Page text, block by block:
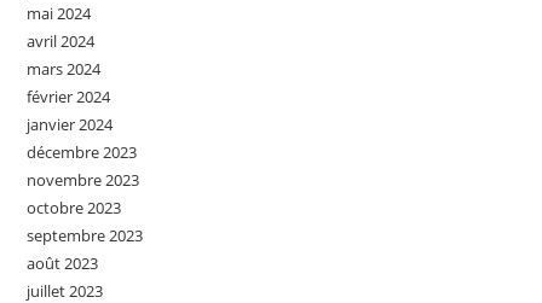
mai 2024
avril 2024
mars 2024
février 2024
janvier 2024
décembre 2023
novembre 2023
octobre 2023
septembre 2023
août 2023
juillet 2023